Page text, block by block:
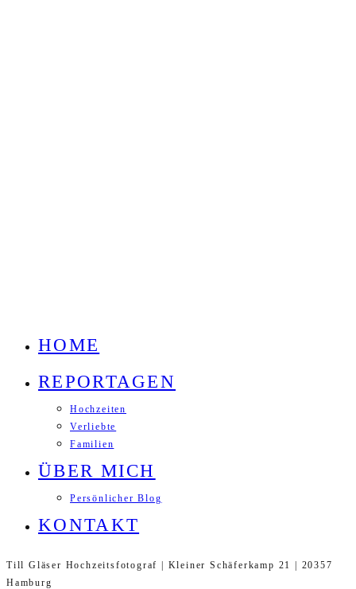
HOME
REPORTAGEN
Hochzeiten
Verliebte
Familien
ÜBER MICH
Persönlicher Blog
KONTAKT
Till Gläser Hochzeitsfotograf | Kleiner Schäferkamp 21 | 20357
Hamburg